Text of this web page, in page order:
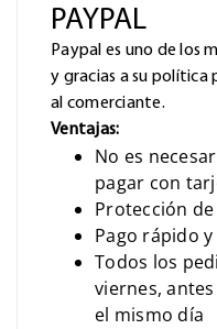
PAYPAL
Paypal es uno de los
y gracias a su
al comerciante.
Ventajas:
No es
pagar con
Protección
Pago rápido
Todos los
viernes,
el mismo día